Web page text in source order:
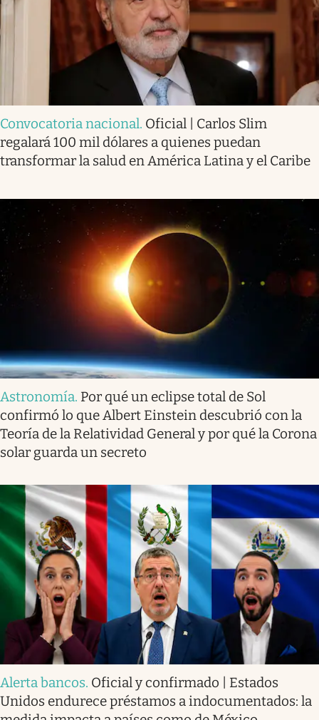
Convocatoria nacional. Oficial | Carlos Slim
regalará 100 mil dólares a quienes puedan
transformar la salud en América Latina y el Caribe
Astronomía. Por qué un eclipse total de Sol
confirmó lo que Albert Einstein descubrió con la
Teoría de la Relatividad General y por qué la Corona
solar guarda un secreto
Alerta bancos. Oficial y confirmado | Estados
Unidos endurece préstamos a indocumentados: la